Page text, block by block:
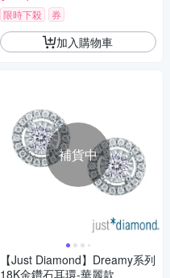
限時下殺 券
加入購物車
補貨中
【Just Diamond】Dreamy系列
18K金鑽石耳環-華麗款